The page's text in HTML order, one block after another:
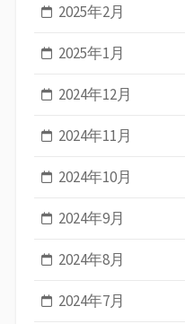
2025年2月
2025年1月
2024年12月
2024年11月
2024年10月
2024年9月
2024年8月
2024年7月